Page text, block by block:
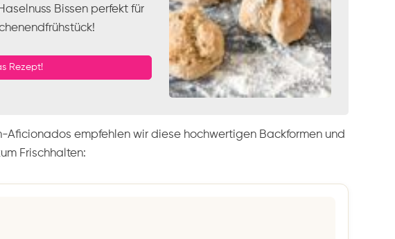
Bissen perfekt für
Rezept!
Aficionados empfehlen wir diese hochwertigen Backformen und
Frischhalten: